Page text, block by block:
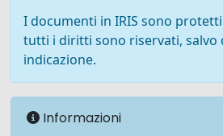
I documenti in IRIS sono
tutti i diritti sono riservati, salvo
indicazione.
Informazioni